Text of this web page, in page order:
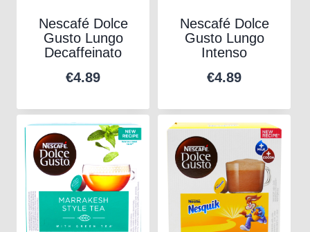
Nescafé Dolce
Gusto Lungo
Decaffeinato
€4.89
Nescafé Dolce
Gusto Lungo
Intenso
€4.89